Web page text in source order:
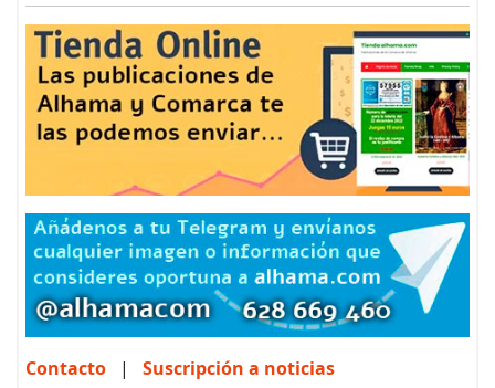
Contacto | Suscripción a noticias